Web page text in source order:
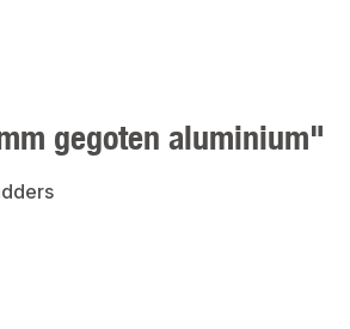
gegoten aluminium"